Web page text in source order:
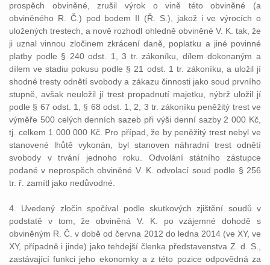
prospěch obviněné, zrušil výrok o vině této obviněné (a
obviněného R. Č.) pod bodem II (Ř. S.), jakož i ve výrocích o
uložených trestech, a nově rozhodl ohledně obviněné V. K. tak, že
ji uznal vinnou zločinem zkrácení daně, poplatku a jiné povinné
platby podle § 240 odst. 1, 3 tr. zákoníku, dílem dokonaným a
dílem ve stadiu pokusu podle § 21 odst. 1 tr. zákoníku, a uložil jí
shodné tresty odnětí svobody a zákazu činnosti jako soud prvního
stupně, avšak neuložil jí trest propadnutí majetku, nýbrž uložil jí
podle § 67 odst. 1, § 68 odst. 1, 2, 3 tr. zákoníku peněžitý trest ve
výměře 500 celých denních sazeb při výši denní sazby 2 000 Kč,
tj. celkem 1 000 000 Kč. Pro případ, že by peněžitý trest nebyl ve
stanovené lhůtě vykonán, byl stanoven náhradní trest odnětí
svobody v trvání jednoho roku. Odvolání státního zástupce
podané v neprospěch obviněné V. K. odvolací soud podle § 256
tr. ř. zamítl jako nedůvodné.
4. Uvedený zločin spočíval podle skutkových zjištění soudů v
podstatě v tom, že obviněná V. K. po vzájemné dohodě s
obviněným R. Č. v době od června 2012 do ledna 2014 (ve XY, ve
XY, případně i jinde) jako tehdejší členka představenstva Z. d. S.,
zastávající funkci jeho ekonomky a z této pozice odpovědná za